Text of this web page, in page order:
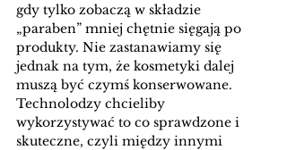
gdy tylko zobaczą w składzie
„paraben” mniej chętnie sięgają po
produkty. Nie zastanawiamy się
jednak na tym, że kosmetyki dalej
muszą być czymś konserwowane.
Technolodzy chcieliby
wykorzystywać to co sprawdzone i
skuteczne, czyli między innymi